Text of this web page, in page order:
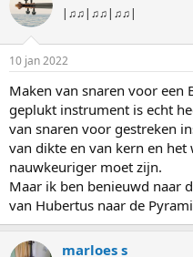
|♫♫|♫♫|♫♫|
10 jan 2022
Maken van snaren voor een
geplukt instrument is echt
van snaren voor gestreken
van dikte en van kern en
nauwkeuriger moet zijn.
Maar ik ben benieuwd naar
van Hubertus naar de
marloes s